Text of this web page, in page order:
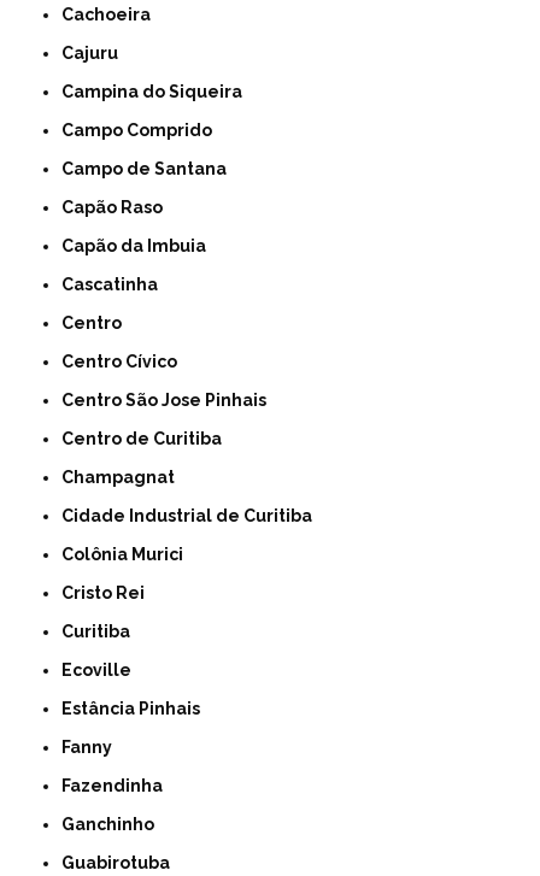
Cachoeira
Cajuru
Campina do Siqueira
Campo Comprido
Campo de Santana
Capão Raso
Capão da Imbuia
Cascatinha
Centro
Centro Cívico
Centro São Jose Pinhais
Centro de Curitiba
Champagnat
Cidade Industrial de Curitiba
Colônia Murici
Cristo Rei
Curitiba
Ecoville
Estância Pinhais
Fanny
Fazendinha
Ganchinho
Guabirotuba